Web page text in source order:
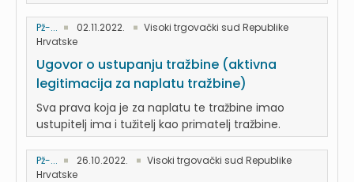
Pž-... 02.11.2022.
Visoki trgovački sud Republike
Hrvatske
Ugovor o ustupanju tražbine (aktivna
legitimacija za naplatu tražbine)
Sva prava koja je za naplatu te tražbine imao
ustupitelj ima i tužitelj kao primatelj tražbine.
Pž-... 26.10.2022.
Visoki trgovački sud Republike
Hrvatske